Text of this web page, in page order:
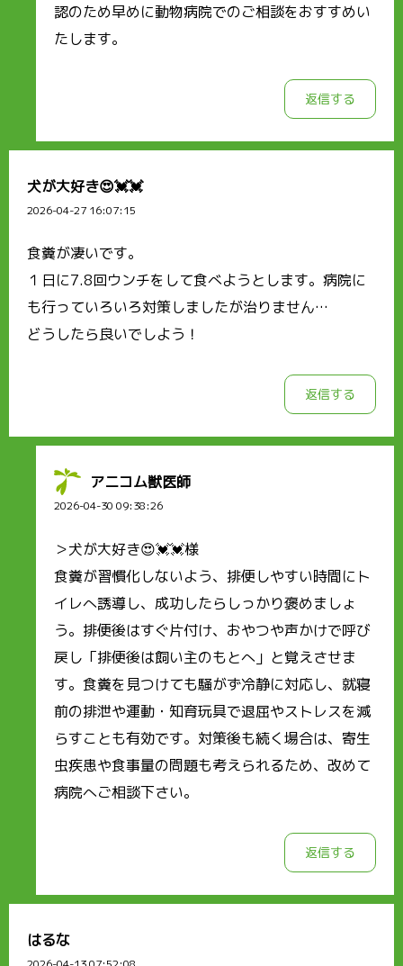
認のため早めに動物病院でのご相談をおすすめい
たします。
返信する
犬が大好き😍💓💓
2026-04-27 16:07:15
食糞が凄いです。
１日に7.8回ウンチをして食べようとします。病院に
も行っていろいろ対策しましたが治りません…
どうしたら良いでしよう！
返信する
アニコム獣医師
2026-04-30 09:38:26
＞犬が大好き😍💓💓様
食糞が習慣化しないよう、排便しやすい時間にト
イレへ誘導し、成功したらしっかり褒めましょ
う。排便後はすぐ片付け、おやつや声かけで呼び
戻し「排便後は飼い主のもとへ」と覚えさせま
す。食糞を見つけても騒がず冷静に対応し、就寝
前の排泄や運動・知育玩具で退屈やストレスを減
らすことも有効です。対策後も続く場合は、寄生
虫疾患や食事量の問題も考えられるため、改めて
病院へご相談下さい。
返信する
はるな